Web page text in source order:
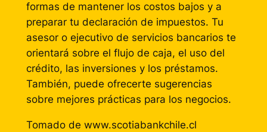
formas de mantener los costos bajos y a
preparar tu declaración de impuestos. Tu
asesor o ejecutivo de servicios bancarios te
orientará sobre el flujo de caja, el uso del
crédito, las inversiones y los préstamos.
También, puede ofrecerte sugerencias
sobre mejores prácticas para los negocios.
Tomado de www.scotiabankchile.cl